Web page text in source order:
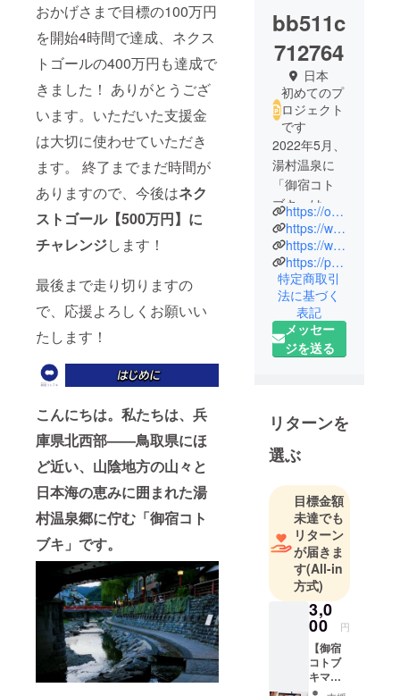
おかげさまで目標の100万円
を開始4時間で達成、ネクス
トゴールの400万円も達成で
きました！ ありがとうござ
います。いただいた支援金
は大切に使わせていただき
ます。 終了までまだ時間が
ありますので、今後はネク
ストゴール【500万円】に
チャレンジします！
最後まで走り切りますの
で、応援よろしくお願いい
たします！
こんにちは。私たちは、兵
庫県北西部——鳥取県にほ
ど近い、山陰地方の山々と
日本海の恵みに囲まれた湯
村温泉郷に佇む「御宿コト
ブキ」です。
bb511c
712764
日本
初めてのプ
ロジェクト
です
2022年5月、
湯村温泉に
「御宿コト
ブキ」は
オープンい
たしまし
た。宿泊業
の経験はな
かった私た
ちですが
「大切な人
と過ごした
たまる場所
い」という
に、一歩を
踏み出しま
した。 「ま
た来たい」
と思ってい
ただける、
そんな日本
一の宿を目
指して、お
客様一人ひ
https://oyadokotobuki.com/
https://www.instagram.com/yusukotobuki/
https://www.facebook.com/oyadokotobuki
https://page.line.me/266ofrdt
特定商取引
法に基づく
表記
メッセー
ジを送る
リターンを
選ぶ
目標金額
未達でも
リターン
が届きま
す(All-in
方式)
3,0
00 円
【御宿
コトブ
キマー
ケティ